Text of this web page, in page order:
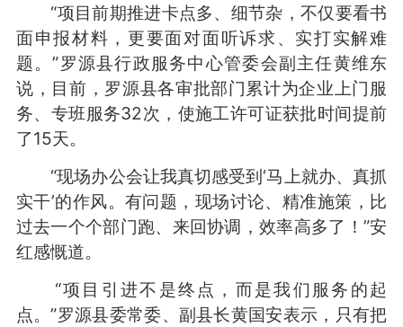
“项目前期推进卡点多、细节杂，不仅要看书
面申报材料，更要面对面听诉求、实打实解难
题。”罗源县行政服务中心管委会副主任黄维东
说，目前，罗源县各审批部门累计为企业上门服
务、专班服务32次，使施工许可证获批时间提前
了15天。
“现场办公会让我真切感受到‘马上就办、真抓
实干’的作风。有问题，现场讨论、精准施策，比
过去一个个部门跑、来回协调，效率高多了！”安
红感慨道。
“项目引进不是终点，而是我们服务的起
点。”罗源县委常委、副县长黄国安表示，只有把